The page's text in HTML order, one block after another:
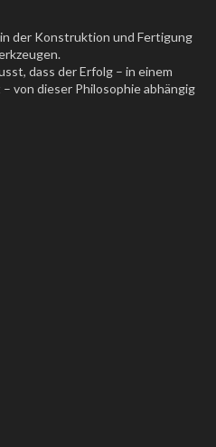
der Konstruktion und Fertigung
dass der Erfolg – in einem
von dieser Philosophie abhängig